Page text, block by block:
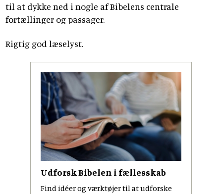
til at dykke ned i nogle af Bibelens centrale
fortællinger og passager.
Rigtig god læselyst.
Udforsk Bibelen i fællesskab
Find idéer og værktøjer til at udforske